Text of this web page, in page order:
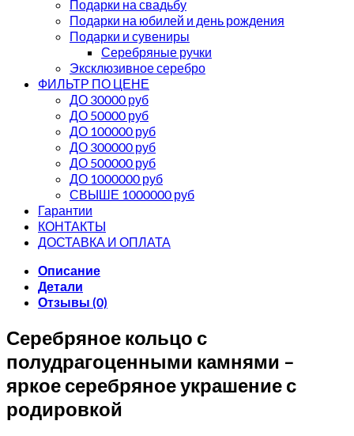
Подарки на свадьбу
Подарки на юбилей и день рождения
Подарки и сувениры
Серебряные ручки
Эксклюзивное серебро
ФИЛЬТР ПО ЦЕНЕ
ДО 30000 руб
ДО 50000 руб
ДО 100000 руб
ДО 300000 руб
ДО 500000 руб
ДО 1000000 руб
СВЫШЕ 1000000 руб
Гарантии
КОНТАКТЫ
ДОСТАВКА И ОПЛАТА
Описание
Детали
Отзывы (0)
Серебряное кольцо с
полудрагоценными камнями –
яркое серебряное украшение с
родировкой